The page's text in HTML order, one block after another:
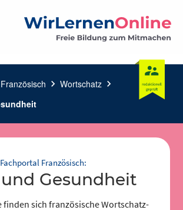
Französisch chevron_right Wortschatz chevron_right
Französisch:
und Gesundheit
finden sich französische Wortschatz-